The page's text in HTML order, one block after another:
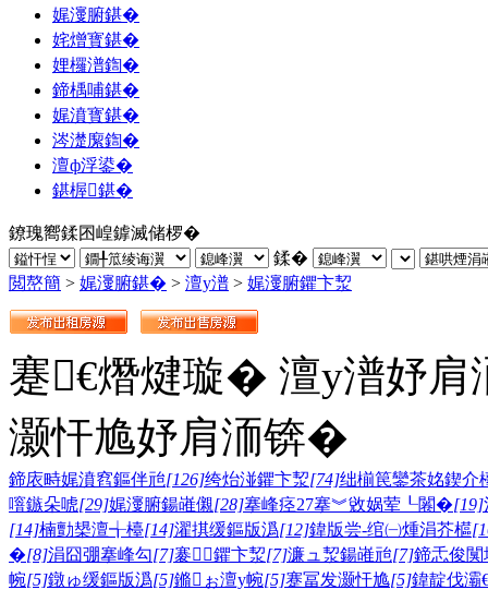
娓濅腑鍖�
姹熷寳鍖�
娌欏潽鍧�
鍗楀哺鍖�
娓濆寳鍖�
涔濋緳鍧�
澶ф浮鍙�
鍖楃鍖�
鐐瑰嚮鍒囨崲鎼滅储椤�
鍒�
閲嶅簡 > 娓濅腑鍖� > 澶у潽 > 娓濅腑鑺卞洯
蹇€熸煡璇� 澶у潽妤
灏忓尯妤肩洏锛�
鍗庡畤娓濆窞鏂伴兘[126]绔炲湴鑺卞洯[74]绌椾笢鑾茶姳鍥介
噾鏃朵唬[29]娓濅腑鍚嶉儭[28]搴峰痉27搴︾敓娲荤┖闂�[19]
[14]楠勯槼澶╅檯[14]濯掑缓鏂版潙[12]鍏版尝-绾㈠煄涓芥櫙
�[8]涓囧弸搴峰勾[7]褰鑺卞洯[7]濂ュ洯鍚嶉兘[7]鍗忎俊
帵[5]鐓ゅ缓鏂版潙[5]鏅ぉ澶у帵[5]蹇冨发灏忓尯[5]鍏靛伐